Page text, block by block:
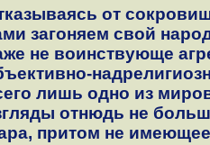
от
загоняем свой
не воинствующе
лишь одно из
отнюдь не
притом не имеющее